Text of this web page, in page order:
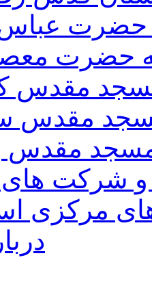
حضرت
حضرت
مقدس
مقدس
مقدس
و شرکت های
مرکزی